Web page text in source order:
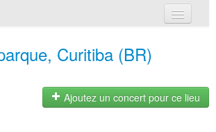
Curitiba (BR)
Ajoutez un concert pour ce lieu